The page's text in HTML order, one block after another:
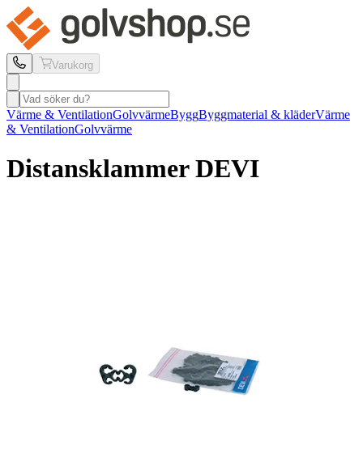
Varukorg
Värme & VentilationGolvvärmeByggByggmaterial & kläderVärme
& VentilationGolvvärme
Distansklammer DEVI